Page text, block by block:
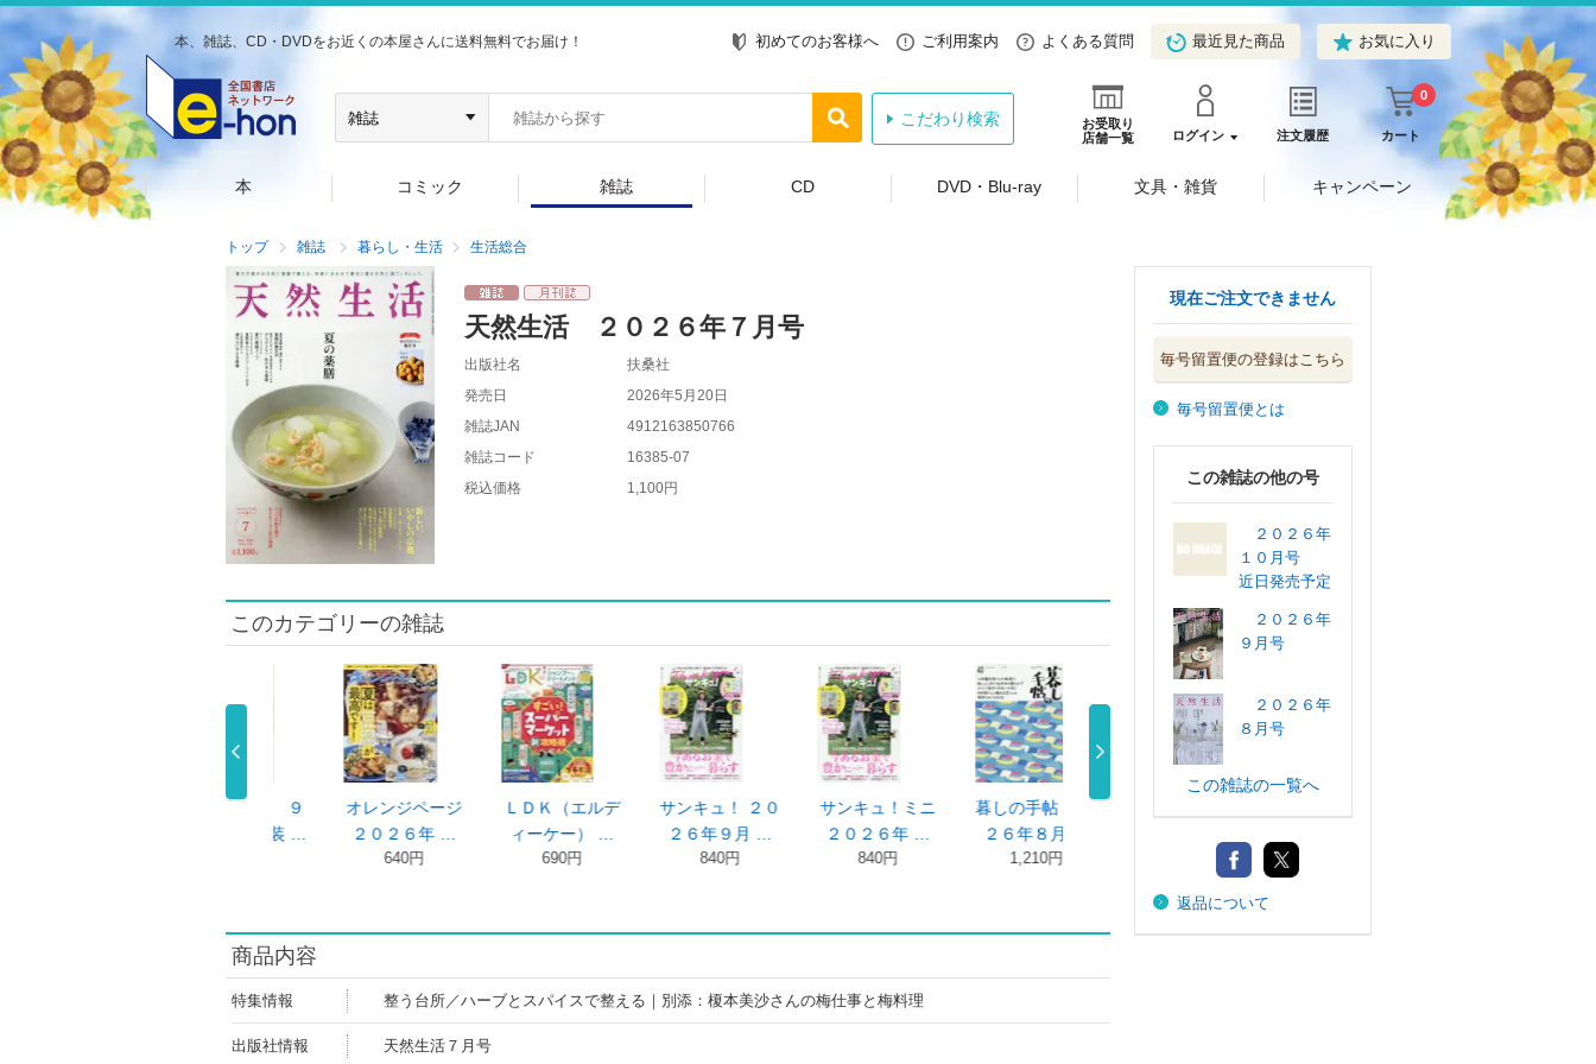
本、雑誌、CD・DVDをお近くの本屋さんに送料無料でお届け！ 初めてのお客様へ ご利用案内 よくある質問 最近見た商品 お気に入り
お受取り
店舗一覧
ログイン 注文履歴 カート
0
こだわり検索
本 コミック 雑誌 CD DVD・Blu-ray 文具・雑貨 キャンペーン
トップ 雑誌 暮らし・生活 生活総合
天然生活 ２０２６年７月号
出版社名
扶桑社
発売日
2026年5月20日
雑誌JAN
4912163850766
雑誌コード
16385-07
税込価格
1,100円
このカテゴリーの雑誌
サンキュ！ ２０
２６年９月 …
サンキュ！ミニ
２０２６年 …
暮しの手帖 ２０
２６年８月 …
オレンジページ
２０２６年 …
オレンジペー
ジ ８月２日号
通販生活 ２０２
790円
商品内容
特集情報 整う台所／ハーブとスパイスで整える｜別添：榎本美沙さんの梅仕事と梅料理
出版社情報 天然生活７月号
現在ご注文できません
毎号留置便の登録はこちら
毎号留置便とは
この雑誌の他の号
２０２６年
１０月号
近日発売予定
２０２６年
９月号
２０２６年
８月号
この雑誌の一覧へ
返品について